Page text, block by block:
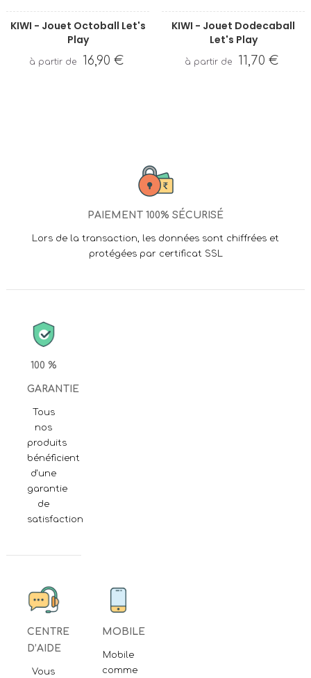
KIWI - Jouet Octoball Let's
Play
16,90 €
KIWI - Jouet Dodecaball
Let's Play
11,70 €
PAIEMENT 100% SÉCURISÉ
Lors de la transaction, les données sont chiffrées et
protégées par certificat SSL
100 %
GARANTIE
Tous
nos
produits
bénéficient
d'une
garantie
de
satisfaction
CENTRE
D’AIDE
Vous
MOBILE
Mobile
comme